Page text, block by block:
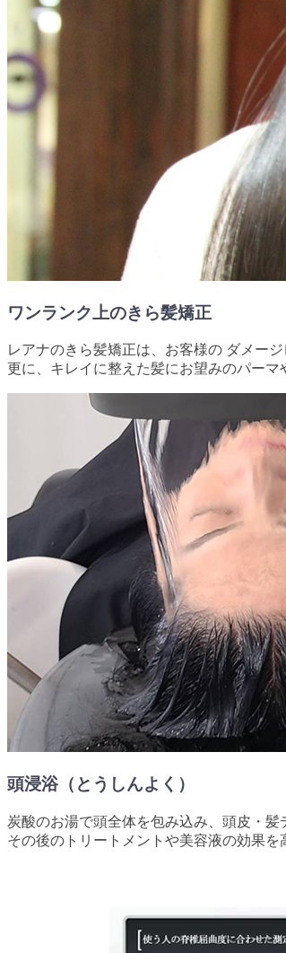
ワンランク上のきら髪矯正
レアナのきら髪矯正は、お客様の ダメー
更に、キレイに整えた髪にお望みのパー
頭浸浴（とうしんよく）
炭酸のお湯で頭全体を包み込み、頭皮・髪
その後のトリートメントや美容液の効果